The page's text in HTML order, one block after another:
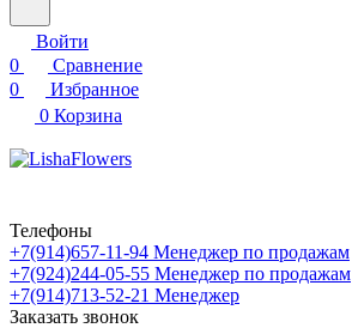
Войти
0
Сравнение
0
Избранное
0 Корзина
Телефоны
+7(914)657-11-94 Менеджер по продажам
+7(924)244-05-55 Менеджер по продажам
+7(914)713-52-21 Менеджер
Заказать звонок